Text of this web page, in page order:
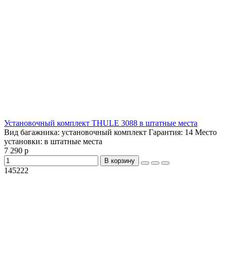
Установочный комплект THULE 3088 в штатные места
Вид багажника: установочный комплект Гарантия: 14 Место
установки: в штатные места
7 290 р
В корзину
145222